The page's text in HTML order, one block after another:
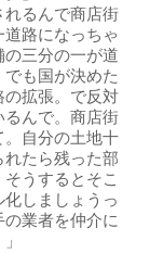
れるんで商店街
路になっちゃ
の三分の一が道
も国が決めた
拡張。で反対
るんで。商店街
自分の土地十
たら残った部
うするとそこ
しましょうっ
業者を仲介に